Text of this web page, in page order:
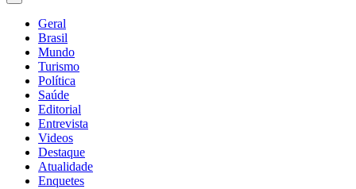
Geral
Brasil
Mundo
Turismo
Política
Saúde
Editorial
Entrevista
Videos
Destaque
Atualidade
Enquetes